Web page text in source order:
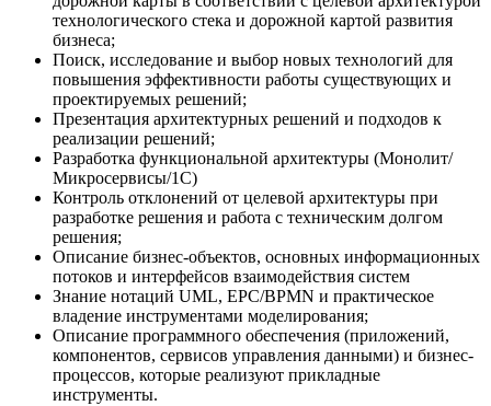
технологического стека и дорожной картой развития
бизнеса;
Поиск, исследование и выбор новых технологий для
повышения эффективности работы существующих и
проектируемых решений;
Презентация архитектурных решений и подходов к
реализации решений;
Разработка функциональной архитектуры (Монолит/
Микросервисы/1С)
Контроль отклонений от целевой архитектуры при
разработке решения и работа с техническим долгом
решения;
Описание бизнес-объектов, основных информационных
потоков и интерфейсов взаимодействия систем
Знание нотаций UML, EPC/BPMN и практическое
владение инструментами моделирования;
Описание программного обеспечения (приложений,
компонентов, сервисов управления данными) и бизнес-
процессов, которые реализуют прикладные
инструменты.